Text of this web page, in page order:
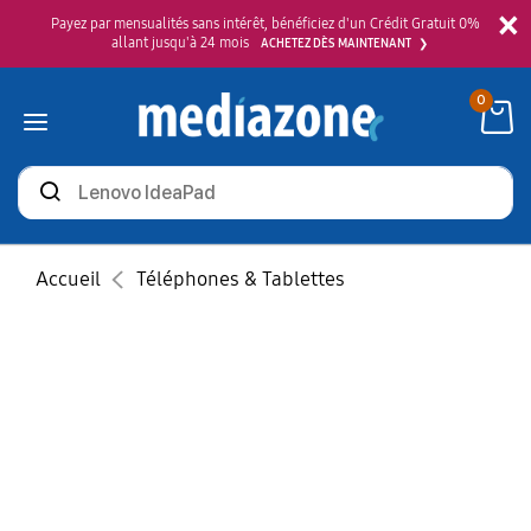
×
Payez par mensualités sans intérêt, bénéficiez d'un Crédit Gratuit 0%
allant jusqu'à 24 mois
ACHETEZ DÈS MAINTENANT
Rechercher
des
produits
0
Accueil Téléphones & Tablettes